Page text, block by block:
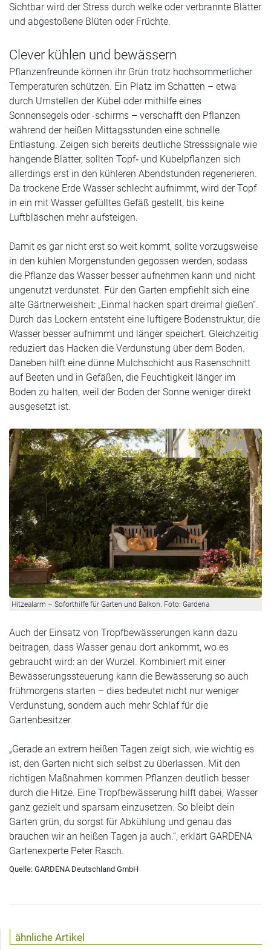
Sichtbar wird der Stress durch welke oder verbrannte Blätter
und abgestoßene Blüten oder Früchte.
Clever kühlen und bewässern
Pflanzenfreunde können ihr Grün trotz hochsommerlicher
Temperaturen schützen. Ein Platz im Schatten – etwa
durch Umstellen der Kübel oder mithilfe eines
Sonnensegels oder -schirms – verschafft den Pflanzen
während der heißen Mittagsstunden eine schnelle
Entlastung. Zeigen sich bereits deutliche Stresssignale wie
hängende Blätter, sollten Topf‑ und Kübelpflanzen sich
allerdings erst in den kühleren Abendstunden regenerieren.
Da trockene Erde Wasser schlecht aufnimmt, wird der Topf
in ein mit Wasser gefülltes Gefäß gestellt, bis keine
Luftbläschen mehr aufsteigen.
Damit es gar nicht erst so weit kommt, sollte vorzugsweise
in den kühlen Morgenstunden gegossen werden, sodass
die Pflanze das Wasser besser aufnehmen kann und nicht
ungenutzt verdunstet. Für den Garten empfiehlt sich eine
alte Gärtnerweisheit: „Einmal hacken spart dreimal gießen“.
Durch das Lockern entsteht eine luftigere Bodenstruktur, die
Wasser besser aufnimmt und länger speichert. Gleichzeitig
reduziert das Hacken die Verdunstung über dem Boden.
Daneben hilft eine dünne Mulchschicht aus Rasenschnitt
auf Beeten und in Gefäßen, die Feuchtigkeit länger im
Boden zu halten, weil der Boden der Sonne weniger direkt
ausgesetzt ist.
Hitzealarm – Soforthilfe für Garten und Balkon. Foto: Gardena
Auch der Einsatz von Tropfbewässerungen kann dazu
beitragen, dass Wasser genau dort ankommt, wo es
gebraucht wird: an der Wurzel. Kombiniert mit einer
Bewässerungssteuerung kann die Bewässerung so auch
frühmorgens starten – dies bedeutet nicht nur weniger
Verdunstung, sondern auch mehr Schlaf für die
Gartenbesitzer.
„Gerade an extrem heißen Tagen zeigt sich, wie wichtig es
ist, den Garten nicht sich selbst zu überlassen. Mit den
richtigen Maßnahmen kommen Pflanzen deutlich besser
durch die Hitze. Eine Tropfbewässerung hilft dabei, Wasser
ganz gezielt und sparsam einzusetzen. So bleibt dein
Garten grün, du sorgst für Abkühlung und genau das
brauchen wir an heißen Tagen ja auch.“, erklärt GARDENA
Gartenexperte Peter Rasch.
Quelle: GARDENA Deutschland GmbH
ähnliche Artikel